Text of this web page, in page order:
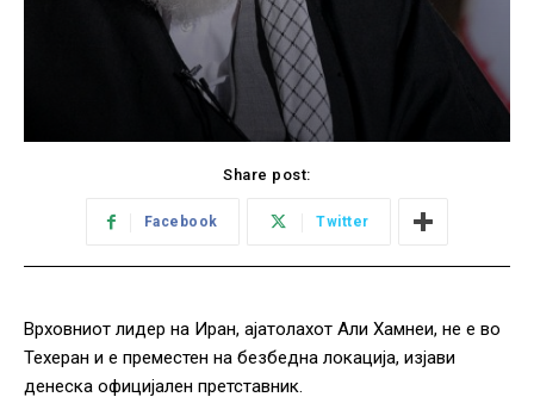
Share post:
Facebook Twitter
Врховниот лидер на Иран, ајатолахот Али Хамнеи, не е во
Техеран и е преместен на безбедна локација, изјави
денеска официјален претставник.